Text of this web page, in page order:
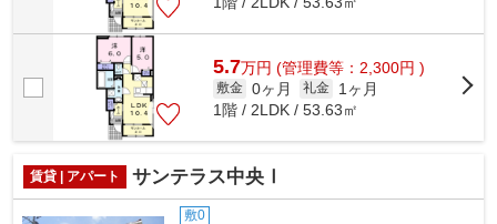
5.7万円 (管理費等：2,300円 )
敷金 0ヶ月 礼金
1ヶ月
1階 / 2LDK / 53.63㎡
賃貸 | アパート サンテラス中央Ⅰ
敷0